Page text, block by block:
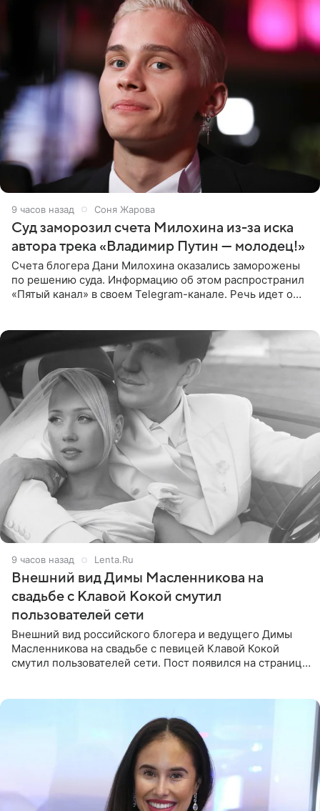
9 часов назад Соня Жарова
Суд заморозил счета Милохина из-за иска
автора трека «Владимир Путин — молодец!»
Счета блогера Дани Милохина оказались заморожены
по решению суда. Информацию об этом распространил
«Пятый канал» в своем Telegram-канале. Речь идет о
9 часов назад Lenta.Ru
Внешний вид Димы Масленникова на
свадьбе с Клавой Кокой смутил
пользователей сети
Внешний вид российского блогера и ведущего Димы
Масленникова на свадьбе с певицей Клавой Кокой
смутил пользователей сети. Пост появился на странице